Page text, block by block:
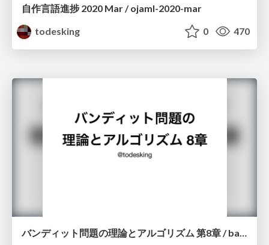
自作言語進捗 2020 Mar / ojaml-2020-mar
todesking
0 470